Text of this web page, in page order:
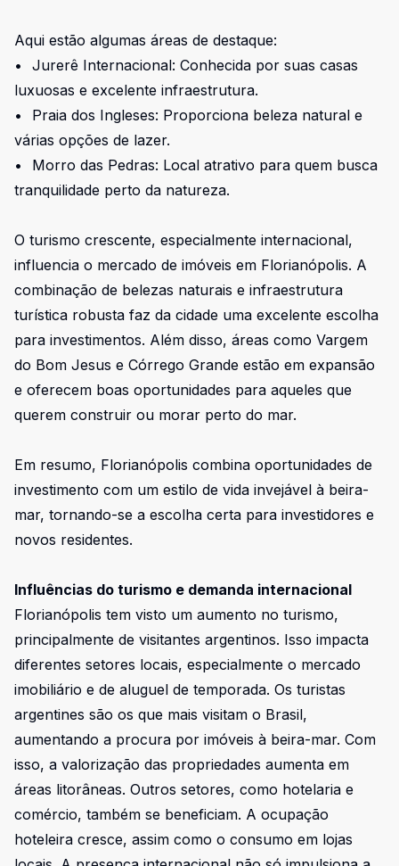
Aqui estão algumas áreas de destaque:
•
Jurerê Internacional: Conhecida por suas casas
luxuosas e excelente infraestrutura.
•
Praia dos Ingleses: Proporciona beleza natural e
várias opções de lazer.
•
Morro das Pedras: Local atrativo para quem busca
tranquilidade perto da natureza.
O turismo crescente, especialmente internacional,
influencia o mercado de imóveis em Florianópolis. A
combinação de belezas naturais e infraestrutura
turística robusta faz da cidade uma excelente escolha
para investimentos. Além disso, áreas como Vargem
do Bom Jesus e Córrego Grande estão em expansão
e oferecem boas oportunidades para aqueles que
querem construir ou morar perto do mar.
Em resumo, Florianópolis combina oportunidades de
investimento com um estilo de vida invejável à beira-
mar, tornando-se a escolha certa para investidores e
novos residentes.
Influências do turismo e demanda internacional
Florianópolis tem visto um aumento no turismo,
principalmente de visitantes argentinos. Isso impacta
diferentes setores locais, especialmente o mercado
imobiliário e de aluguel de temporada. Os turistas
argentines são os que mais visitam o Brasil,
aumentando a procura por imóveis à beira-mar. Com
isso, a valorização das propriedades aumenta em
áreas litorâneas. Outros setores, como hotelaria e
comércio, também se beneficiam. A ocupação
hoteleira cresce, assim como o consumo em lojas